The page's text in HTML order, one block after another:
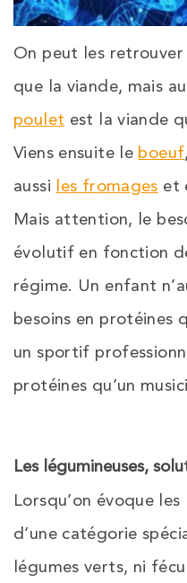
On peut les
que la viande, mais
poulet est la viande
Viens ensuite le boeuf
aussi les fromages et
Mais attention, le
évolutif en fonction
régime. Un enfant
besoins en protéines
un sportif
protéines qu’un
Les légumineuses,
Lorsqu’on évoque
d’une catégorie
légumes verts, ni